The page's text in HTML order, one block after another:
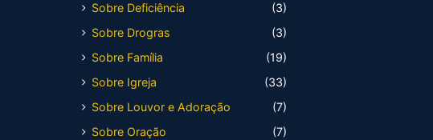
Sobre Deficiência
(3)
Sobre Drogras
(3)
Sobre Família
(19)
Sobre Igreja
(33)
Sobre Louvor e Adoração
(7)
Sobre Oração
(7)